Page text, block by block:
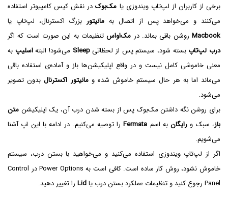
برخی از کاربران از لپ‌تاپ ویندوزی یا مک‌بوکدر نقش کیس کامپیوتر استفاده
می‌کنند و می‌خواهد پس از اتصال به مانیتور بزرگ اکسترنال، لپ‌تاپ یا
Macbookروشن باقی بماند. در مک‌او‌استنظیمات به این صورت است که اگر
درب لپ‌تاپ بسته شود، سیستم پس از لحظاتیSleep می‌شود! البتهاسلیپ به
معنی خاموشی کامل نیست و در واقع اپلیکیشن‌ها باز و آماده‌ی استفاده باقی
می‌ماند اما به هر حال سیستم خاموش شده ومانیتور اکسترنالبدون تصویر
می‌شود.
برای روشن نگه داشتن مک‌بوک پس از بسته شدن درب آن، یک اپلیکیشن متن
باز، سبک و رایگانبه اسم Fermataرا توصیه می‌کنیم. در ادامه با این اپ آشنا
می‌شویم.
اگر از لپ‌تاپ ویندوزی استفاده می‌کنید و می‌خواهید با بستن درب، سیستم
خاموش نشود، روش کار ساده است. کافی است به Power Options در Control
Panel رجوع کنید و تنظیمات عملکرد بستن درب یا
Lid را تغییر دهید.